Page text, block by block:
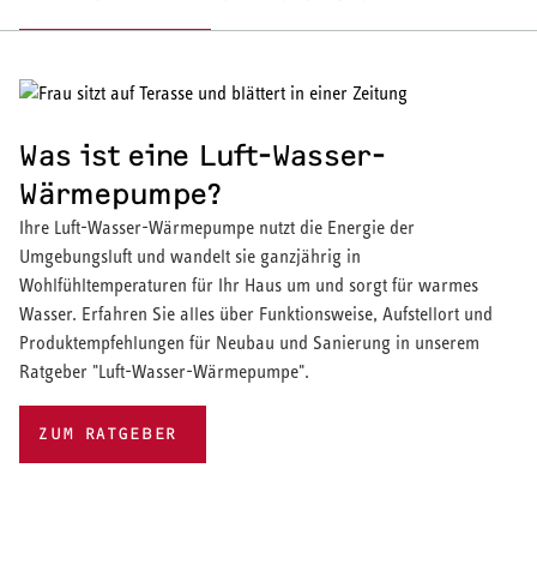
über unseren Silent Mode freuen sich auch die Nachbarn.
Was ist eine Luft-Wasser-
Wärmepumpe?
Ihre Luft-Wasser-Wärmepumpe nutzt die Energie der
Umgebungsluft und wandelt sie ganzjährig in
Wohlfühltemperaturen für Ihr Haus um und sorgt für warmes
Wasser. Erfahren Sie alles über Funktionsweise, Aufstellort und
Produktempfehlungen für Neubau und Sanierung in unserem
Ratgeber "Luft-Wasser-Wärmepumpe".
ZUM RATGEBER